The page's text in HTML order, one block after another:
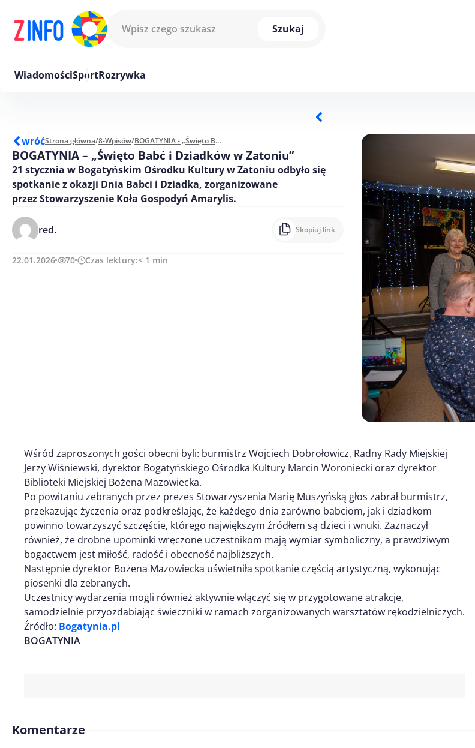
Szukaj
WiadomościSportRozrywka
wróćStrona główna/8-Wpisów/ BOGATYNIA - „Święto Babć i Dziadków w Zatoniu”
BOGATYNIA – „Święto Babć i Dziadków w Zatoniu”
21 stycznia w Bogatyńskim Ośrodku Kultury w Zatoniu odbyło się
spotkanie z okazji Dnia Babci i Dziadka, zorganizowane
przez Stowarzyszenie Koła Gospodyń Amarylis.
red. Skopiuj link
22.01.2026 70 Czas lektury:< 1 min
Wśród zaproszonych gości obecni byli: burmistrz Wojciech Dobrołowicz, Radny Rady Miejskiej
Jerzy Wiśniewski, dyrektor Bogatyńskiego Ośrodka Kultury Marcin Woroniecki oraz dyrektor
Biblioteki Miejskiej Bożena Mazowiecka.
Po powitaniu zebranych przez prezes Stowarzyszenia Marię Muszyńską głos zabrał burmistrz,
przekazując życzenia oraz podkreślając, że każdego dnia zarówno babciom, jak i dziadkom
powinno towarzyszyć szczęście, którego największym źródłem są dzieci i wnuki. Zaznaczył
również, że drobne upominki wręczone uczestnikom mają wymiar symboliczny, a prawdziwym
bogactwem jest miłość, radość i obecność najbliższych.
Następnie dyrektor Bożena Mazowiecka uświetniła spotkanie częścią artystyczną, wykonując
piosenki dla zebranych.
Uczestnicy wydarzenia mogli również aktywnie włączyć się w przygotowane atrakcje,
samodzielnie przyozdabiając świeczniki w ramach zorganizowanych warsztatów rękodzielniczych.
Źródło: Bogatynia.pl
BOGATYNIA
Komentarze